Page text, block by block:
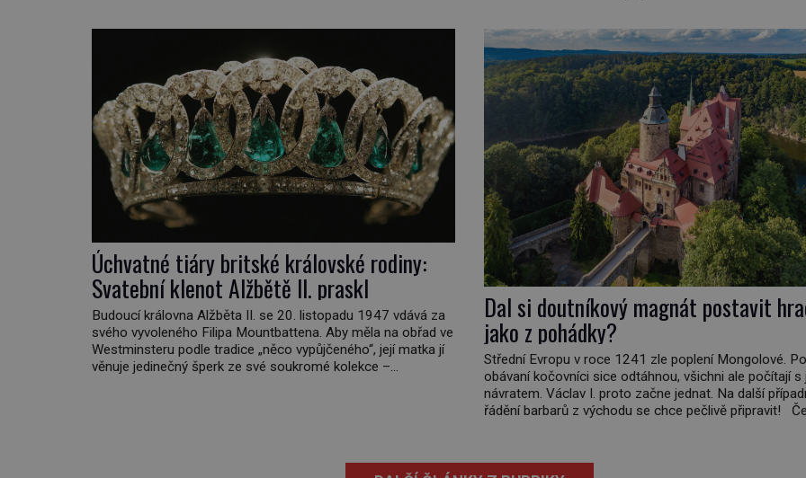
Úchvatné tiáry britské královské rodiny:
Svatební klenot Alžbětě II. praskl
Budoucí královna Alžběta II. se 20. listopadu 1947 vdává za
svého vyvoleného Filipa Mountbattena. Aby měla na obřad ve
Westminsteru podle tradice „něco vypůjčeného“, její matka jí
věnuje jedinečný šperk ze své soukromé kolekce –
Dal si doutníkový magnát postavit
jako z pohádky?
Střední Evropu v roce 1241 zle poplení Mongolové.
obávaní kočovníci sice odtáhnou, všichni ale počítají s
návratem. Václav I. proto začne jednat. Na další
řádění barbarů z východu se chce pečlivě připravit!
hranici. Na […]